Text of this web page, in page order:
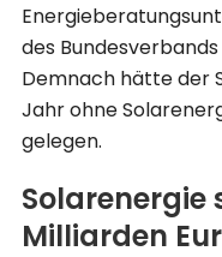
des
Demnach hätte der
Jahr ohne
gelegen.
Solarenergie
Milliarden